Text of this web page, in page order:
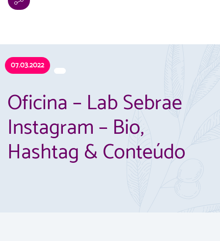
07.03.2022
Oficina – Lab Sebrae
Instagram – Bio,
Hashtag & Conteúdo